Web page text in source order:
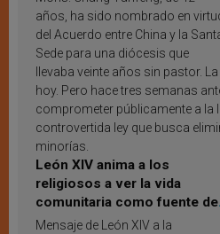
años, ha sido nombrado en
del Acuerdo entre China y la
Sede para una diócesis que
llevaba veinte años sin pastor.
hoy. Pero hace tres semanas
comprometer públicamente a la
controvertida ley que busca
minorías.
León XIV anima a los
religiosos a ver la vida
comunitaria como fuente de
inspiración y santificación
Mensaje de León XIV a la